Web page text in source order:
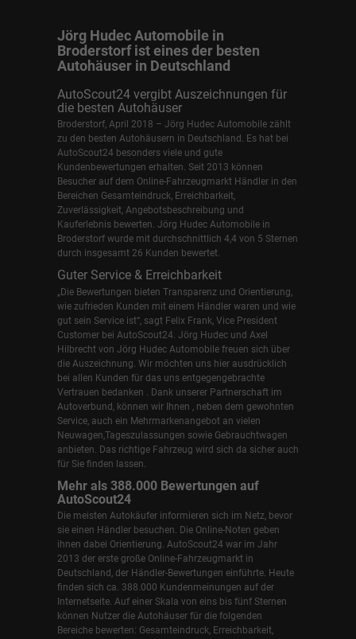
Jörg Hudec Automobile in
Broderstorf ist eines der besten
Autohäuser in Deutschland
AutoScout24 vergibt Auszeichnungen für
die besten Autohäuser
Broderstorf, April 2018 – Jörg Hudec Automobile zählt
zu den besten Autohäusern in Deutschland. Es hat bei
AutoScout24 besonders viele und gute
Kundenbewertungen erhalten. Seit 2013 können
Besucher auf dem Online-Fahrzeugmarkt Händler in den
Bereichen Gesamteindruck, Erreichbarkeit,
Zuverlässigkeit, Angebotsbeschreibung und
Kauferlebnis bewerten. Jörg Hudec Automobile in
Broderstorf wurde mit durchschnittlich 4,4 von 5 Sternen
durch insgesamt 26 Kunden bewertet.
Guter Service & Erreichbarkeit
„Die Bewertungen bieten Transparenz und Orientierung,
wie zufrieden Kunden mit einem Händler waren und wie
gut sein Service ist“, sagt Felix Frank, Vice President
Customer bei AutoScout24. Jörg Hudec und Axel
Hilbrecht von Jörg Hudec Automobile freuen sich über
die Auszeichnung. Wir möchten uns hier ausdrücklich
bei allen Kunden für das uns entgegengebrachte
Vertrauen bedanken . Dank unserer Partnerschaft im
Autoverbund, können wir Ihnen , neben dem gewohnten
Service, auch ein Mehrmarkenangebot an vielen
Neuwagen,Tageszulassungen sowie Gebrauchtwagen
anbieten. Das richtige Fahrzeug wird sich da sicher auch
für Sie finden lassen.
Mehr als 388.000 Bewertungen auf
AutoScout24
Die meisten Autokäufer informieren sich im Netz, bevor
sie einen Händler besuchen. Die Online-Noten geben
ihnen dabei Orientierung. AutoScout24 war im Jahr
2013 der erste große Online-Fahrzeugmarkt in
Deutschland, der Händler-Bewertungen einführte. Heute
finden sich ca. 388.000 Kundenmeinungen auf der
Internetseite. Auf einer Skala von eins bis fünf Sternen
können Nutzer die Autohäuser für die folgenden
Bereiche bewerten: Gesamteindruck, Erreichbarkeit,